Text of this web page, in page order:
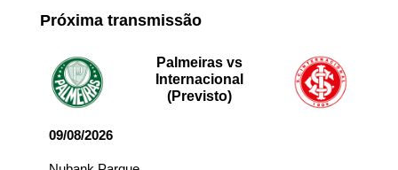
Próxima transmissão
Palmeiras vs
Internacional
(Previsto)
09/08/2026